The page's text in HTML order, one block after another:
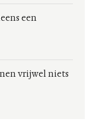
een
vrijwel niets